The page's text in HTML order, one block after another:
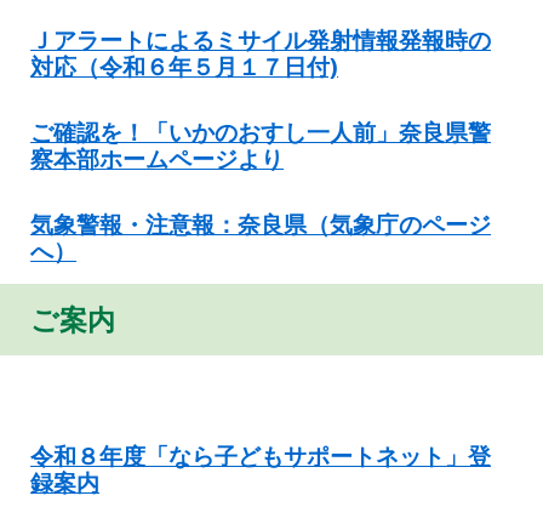
Ｊアラートによるミサイル発射情報発報時の
対応（令和６年５月１７日付)
ご確認を！「いかのおすし一人前」奈良県警
察本部ホームページより
気象警報・注意報：奈良県（気象庁のページ
へ）
ご案内
令和８年度「なら子どもサポートネット」登
録案内